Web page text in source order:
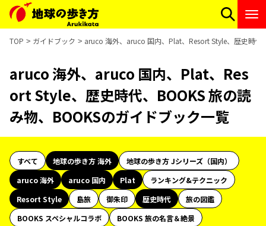
TOP ガイドブック aruco 海外、aruco 国内、Plat、Resort Style、歴史時代
aruco 海外、aruco 国内、Plat、Res
ort Style、歴史時代、BOOKS 旅の読
み物、BOOKSのガイドブック一覧
すべて 地球の歩き方 海外
地球の歩き方 Jシリーズ（国内）
aruco 海外
aruco 国内 Plat
ランキング&テクニック
Resort Style
島旅 御朱印 歴史時代
旅の図鑑
BOOKS スペシャルコラボ
BOOKS 旅の名言＆絶景